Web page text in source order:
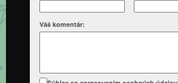
Váš komentár: